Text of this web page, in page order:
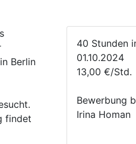
Berlin
findet
40 Stunden
01.10.2024
13,00 €/Std.
Bewerbung
Irina Homan